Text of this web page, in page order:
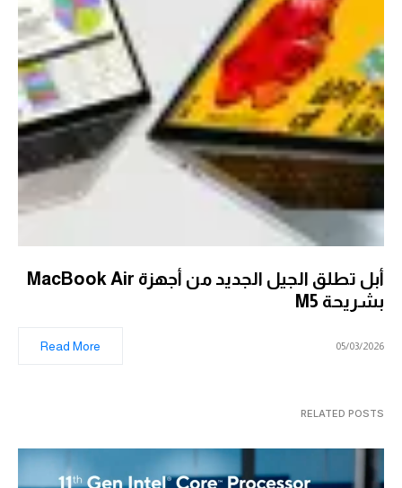
أبل تطلق الجيل الجديد من أجهزة MacBook Air
بشريحة M5
05/03/2026
Read More
RELATED POSTS